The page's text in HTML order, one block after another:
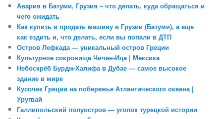
Авария в Батуми, Грузия – что делать, куда обращаться и
чего ожидать
Как купить и продать машину в Грузии (Батуми), а еще
как ездить и, что делать, если вы попали в ДТП
Остров Лефкада — уникальный остров Греции
Культурное сокровище Чичен-Ица | Мексика
Небоскрёб Бурдж-Халифа в Дубае — самое высокое
здание в мире
Кусочек Греции на побережье Атлантического океана |
Уругвай
Галлипольский полуостров — уголок турецкой истории